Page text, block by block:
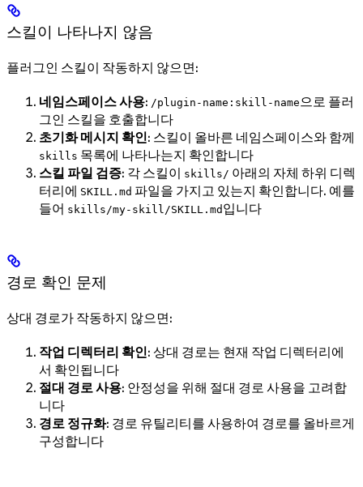
스킬이 나타나지 않음
플러그인 스킬이 작동하지 않으면:
네임스페이스 사용: /plugin-name:skill-name으로 플러
그인 스킬을 호출합니다
초기화 메시지 확인: 스킬이 올바른 네임스페이스와 함께
skills 목록에 나타나는지 확인합니다
스킬 파일 검증: 각 스킬이 skills/ 아래의 자체 하위 디렉
터리에 SKILL.md 파일을 가지고 있는지 확인합니다. 예를
들어 skills/my-skill/SKILL.md 입니다
경로 확인 문제
상대 경로가 작동하지 않으면:
작업 디렉터리 확인: 상대 경로는 현재 작업 디렉터리에
서 확인됩니다
절대 경로 사용: 안정성을 위해 절대 경로 사용을 고려합
니다
경로 정규화: 경로 유틸리티를 사용하여 경로를 올바르게
구성합니다